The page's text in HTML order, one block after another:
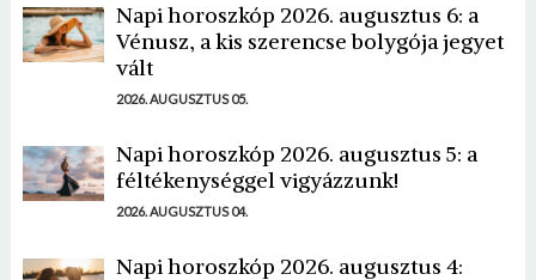
Napi horoszkóp 2026. augusztus 6: a
Vénusz, a kis szerencse bolygója jegyet
vált
2026. AUGUSZTUS 05.
Napi horoszkóp 2026. augusztus 5: a
féltékenységgel vigyázzunk!
2026. AUGUSZTUS 04.
Napi horoszkóp 2026. augusztus 4: